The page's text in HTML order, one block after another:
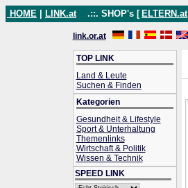
HOME LINK.at .::. SHOP's [ ELTERN.at
link.or.at
TOP LINK
Land & Leute
Suchen & Finden
Kategorien
Gesundheit & Lifestyle
Sport & Unterhaltung
Themenlinks
Wirtschaft & Politik
Wissen & Technik
SPEED LINK